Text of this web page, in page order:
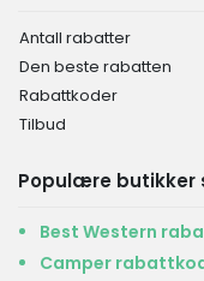
Antall rabatter
Den beste rabatten
Rabattkoder
Tilbud
Populære butikker
Best Western
Camper